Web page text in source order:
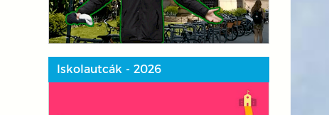
Iskolautcák - 2026